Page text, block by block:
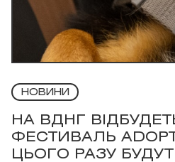
НОВИНИ
НА ВДНГ
ФЕСТИВАЛЬ
ЦЬОГО РАЗУ